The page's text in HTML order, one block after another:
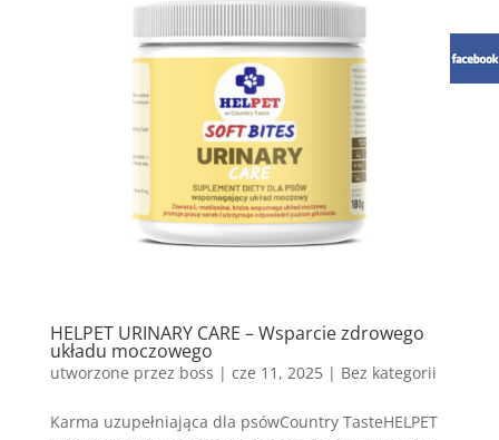
HELPET URINARY CARE – Wsparcie zdrowego
układu moczowego
utworzone przez boss | cze 11, 2025| Bez kategorii
Karma uzupełniająca dla psówCountry TasteHELPET